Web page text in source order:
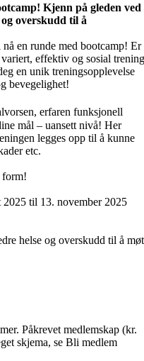
Kjenn på gleden ved
overskudd til å
en runde med bootcamp! Er
effektiv og sosial trening
en unik treningsopplevelse
bevegelighet!
erfaren funksjonell
mål – uansett nivå! Her
legges opp til å kunne
etc.
form!
2025 til 13. november 2025
helse og overskudd til å
Påkrevet medlemskap (kr.
skjema, se Bli medlem